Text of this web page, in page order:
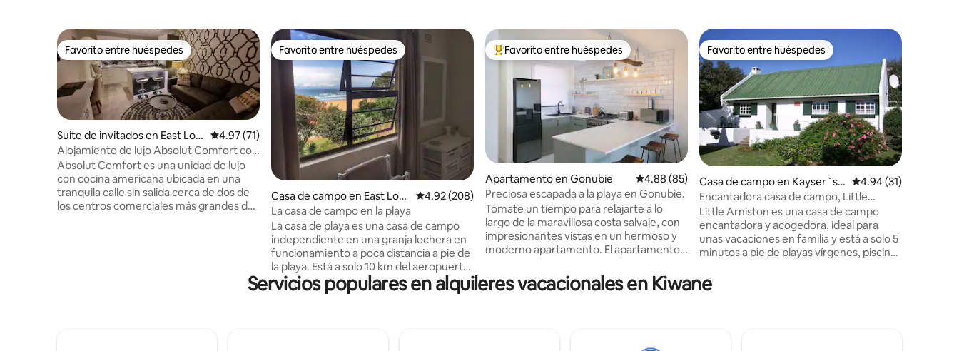
Favorito entre huéspedes
Favorito entre huéspedes
Suite de invitados en East Lon
don
Calificación promedio: 4.97 de 5, 71 reseñas
4.97 (71)
Alojamiento de lujo Absolut Comfort con
cocina
Absolut Comfort es una unidad de lujo
con cocina americana ubicada en una
tranquila calle sin salida cerca de dos de
los centros comerciales más grandes del
alrededor de la piscina, hasta ponerse al
Favorito entre huéspedes
Favorito entre huéspedes
Casa de campo en East Lon
don
Calificación promedio: 4.92 de 5, 208 reseñas
4.92 (208)
La casa de campo en la playa
La casa de playa es una casa de campo
independiente en una granja lechera en
funcionamiento a poca distancia a pie de
la playa. Está a solo 10 km del aeropuerto
de EL y a 20 minutos en coche de EL. La
casa tiene unas vistas preciosas al mar,
Favorito entre huéspedes preferido
Favorito entre huéspedes
Apartamento en Gonubie Calificación promedio: 4.88 de 5, 85 reseñas
4.88 (85)
Preciosa escapada a la playa en Gonubie.
Tómate un tiempo para relajarte a lo
largo de la maravillosa costa salvaje, con
impresionantes vistas en un hermoso y
moderno apartamento. El apartamento
principal ofrece una cama tamaño queen
con vistas al mar, el segundo dormitorio
impresionantes, por lo que es perfecto
Favorito entre huéspedes
Favorito entre huéspedes
Casa de campo en Kayser`s B
each
Calificación
4.94 (31)
Encantadora casa de campo, Little
Arniston Kaysers Beach
Little Arniston es una casa de campo
encantadora y acogedora, ideal para
unas vacaciones en familia y está a solo 5
minutos a pie de playas vírgenes, piscinas
comestibles. La casa tiene dos
dormitorios, así como una «habitación
Servicios populares en alquileres vacacionales en Kiwane